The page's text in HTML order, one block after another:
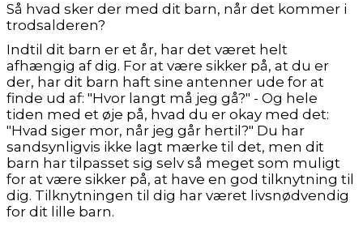
Så hvad sker der med dit barn, når det kommer i
trodsalderen?
Indtil dit barn er et år, har det været helt
afhængig af dig. For at være sikker på, at du er
der, har dit barn haft sine antenner ude for at
finde ud af: "Hvor langt må jeg gå?" - Og hele
tiden med et øje på, hvad du er okay med det:
"Hvad siger mor, når jeg går hertil?" Du har
sandsynligvis ikke lagt mærke til det, men dit
barn har tilpasset sig selv så meget som muligt
for at være sikker på, at have en god tilknytning til
dig. Tilknytningen til dig har været livsnødvendig
for dit lille barn.